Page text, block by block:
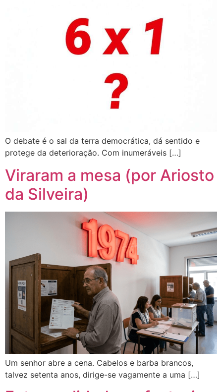
O debate é o sal da terra democrática, dá sentido e
protege da deterioração. Com inumeráveis […]
Viraram a mesa (por Ariosto
da Silveira)
Um senhor abre a cena. Cabelos e barba brancos,
talvez setenta anos, dirige-se vagamente a uma […]